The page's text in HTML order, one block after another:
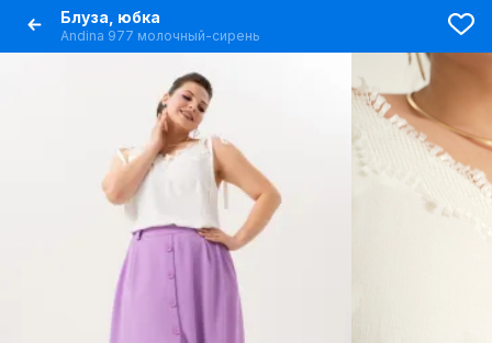
Блуза, юбка
Andina 977 молочный-сирень